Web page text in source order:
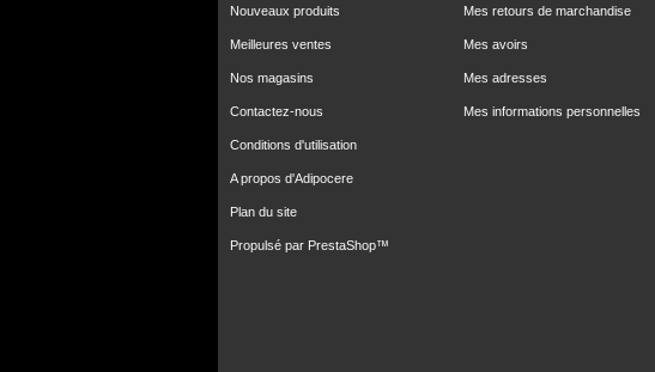
Nouveaux produits
Meilleures ventes
Nos magasins
Contactez-nous
Conditions d'utilisation
A propos d'Adipocere
Plan du site
Propulsé par PrestaShop™
Mes retours de marchandise
Mes avoirs
Mes adresses
Mes informations personnelles